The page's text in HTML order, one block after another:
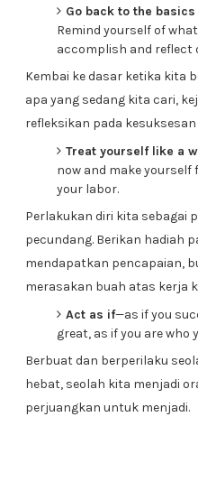
Go back to the
Remind yourself of
accomplish and reflect
Kembai ke dasar ketika kita
apa yang sedang kita cari,
refleksikan pada
Treat yourself like a
now and make
your labor.
Perlakukan diri kita sebagai
pecundang. Berikan hadiah
mendapatkan pencapaian,
merasakan buah atas kerja
Act as if—as if you
great, as if you are who
Berbuat dan berperilaku
hebat, seolah kita menjadi
perjuangkan untuk menjadi.